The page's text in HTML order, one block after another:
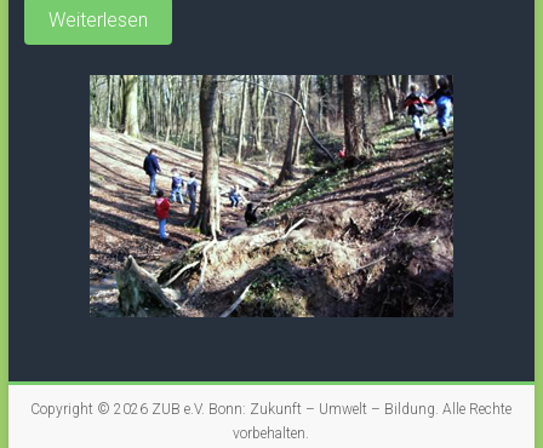
Weiterlesen
Copyright © 2026 ZUB e.V. Bonn: Zukunft – Umwelt – Bildung. Alle Rechte
vorbehalten.